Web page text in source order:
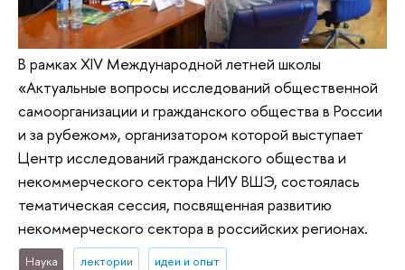
В рамках XIV Международной летней школы
«Актуальные вопросы исследований общественной
самоорганизации и гражданского общества в России
и за рубежом», организатором которой выступает
Центр исследований гражданского общества и
некоммерческого сектора НИУ ВШЭ, состоялась
тематическая сессия, посвященная развитию
некоммерческого сектора в российских регионах.
Наука лектории идеи и опыт